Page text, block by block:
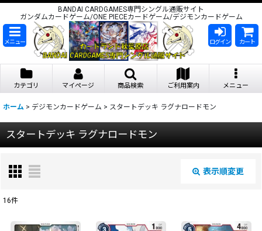
BANDAI CARDGAMES専門シングル通販サイト
ガンダムカードゲーム/ONE PIECEカードゲーム/デジモンカードゲーム
メニュー ログイン カート
カテゴリ マイページ 商品検索 ご利用案内 メニュー
ホーム > デジモンカードゲーム > スタートデッキ ラグナロードモン
スタートデッキ ラグナロードモン
表示順変更
16件